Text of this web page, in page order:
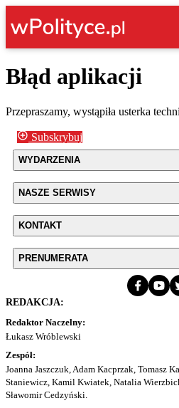
Błąd aplikacji
Przepraszamy, wystąpiła usterka
Subskrybuj
WYDARZENIA
NASZE SERWISY
KONTAKT
PRENUMERATA
REDAKCJA:
Redaktor Naczelny:
Łukasz Wróblewski
Zespół:
Joanna Jaszczuk, Adam Kacprzak, Tomasz
Staniewicz, Kamil Kwiatek, Natalia
Sławomir Cedzyński.